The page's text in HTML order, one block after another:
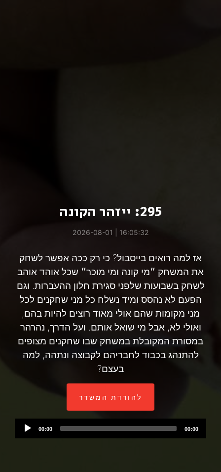
295: ייזהר הקונה
16:05:32 | 2026-08-01
אז למה רואים בייסבול? כי רק ככה אפשר לשחק
את המשחק ״מי קונה ומי מוכר״ שכל אוהד אוהב
לשחק בשבועות שלפני סגירת חלון ההעברות. וגם
הפעם לא נהסס ומיד נשלח כל מני שחקנים לכל
מני מקומות שהם אולי מאוד רוצים להיות בהם,
ואולי לא, אבל מי שואל אותם. ועל הדרך, נהרהר
במסורת המקובלת במשחק שבו שחקנים מצופים
להתנהג בכבוד לחבריהם לקבוצה ונתהה, למה
בעצם?
להורדת המשדר
Audio
Player
00:00 00:00